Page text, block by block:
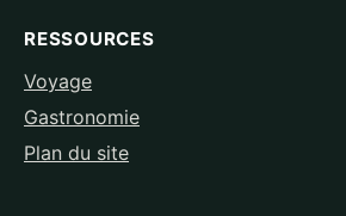
RESSOURCES
Voyage
Gastronomie
Plan du site